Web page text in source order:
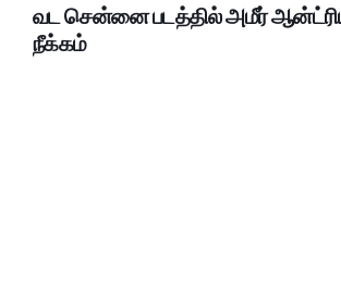
வட சென்னை படத்தில் அமீர்
நீக்கம்